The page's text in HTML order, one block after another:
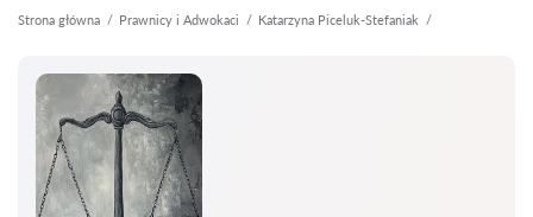
Strona główna Prawnicy i Adwokaci Katarzyna Piceluk-Stefaniak